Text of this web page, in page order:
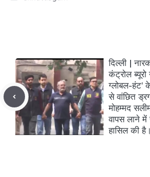
दिल्ली |
कंट्रोल
ग्लोबल-हंट’
से वांछित
मोहम्मद
वापस लाने
हासिल की है।